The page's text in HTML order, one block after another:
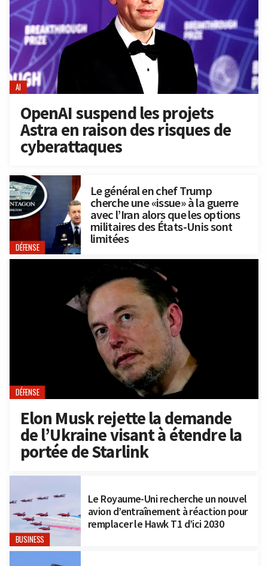
AI
OpenAI suspend les projets
Astra en raison des risques de
cyberattaques
DÉFENSE
Le général en chef Trump
cherche une «issue» à la guerre
avec l’Iran alors que les options
militaires des États-Unis sont
limitées
DÉFENSE
Elon Musk rejette la demande
de l’Ukraine visant à étendre la
portée de Starlink
BUSINESS
Le Royaume-Uni recherche un nouvel
avion d’entraînement à réaction pour
remplacer le Hawk T1 d’ici 2030